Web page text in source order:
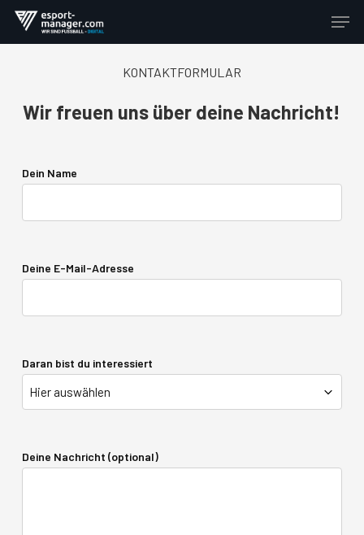
Skip
Menu
KONTAKTFORMULAR
Wir freuen uns über deine Nachricht!
Dein Name
Deine E-Mail-Adresse
Daran bist du interessiert
Deine Nachricht (optional)